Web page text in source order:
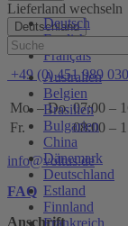
Deutsch
English
Français
Lieferland wechseln
Deutschland
Australien
Belgien
Brasilien
Bulgarien
China
Dänemark
Deutschland
Estland
Finnland
Frankreich
Hilfe
+49 (0) 451 989 030
Mo. – Do. 07:00 –
Fr.
08:00 –
info@voltus.de
FAQ
Anschrift